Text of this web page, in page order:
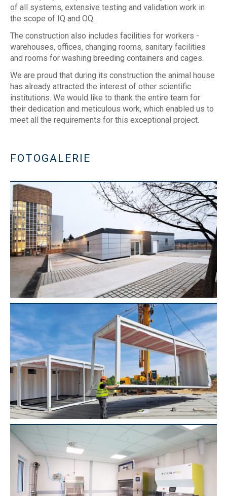
of all systems, extensive testing and validation work in
the scope of IQ and OQ.
The construction also includes facilities for workers -
warehouses, offices, changing rooms, sanitary facilities
and rooms for washing breeding containers and cages.
We are proud that during its construction the animal house
has already attracted the interest of other scientific
institutions. We would like to thank the entire team for
their dedication and meticulous work, which enabled us to
meet all the requirements for this exceptional project.
FOTOGALERIE